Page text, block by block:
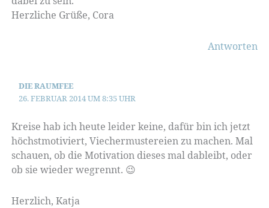
Herzliche Grüße, Cora
Antworten
DIE RAUMFEE
26. FEBRUAR 2014 UM 8:35 UHR
Kreise hab ich heute leider keine, dafür bin ich jetzt
höchstmotiviert, Viechermustereien zu machen. Mal
schauen, ob die Motivation dieses mal dableibt, oder
ob sie wieder wegrennt. 😉
Herzlich, Katja